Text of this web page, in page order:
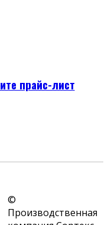
прайс-лист
©
Производственная